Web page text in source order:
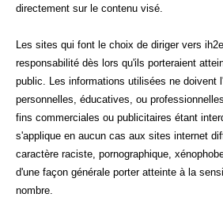
directement sur le contenu visé.
Les sites qui font le choix de diriger vers
responsabilité dès lors qu'ils porteraient
public. Les informations utilisées ne doivent
personnelles, éducatives, ou
fins commerciales ou publicitaires étant
s'applique en aucun cas aux sites internet
caractère raciste, pornographique,
d'une façon générale porter atteinte à la
nombre.